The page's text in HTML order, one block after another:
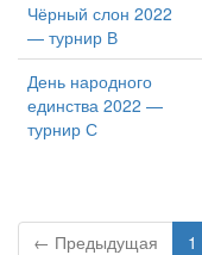
Чёрный слон 2022
— турнир В
День народного
единства 2022 —
турнир С
← Предыдущая 1